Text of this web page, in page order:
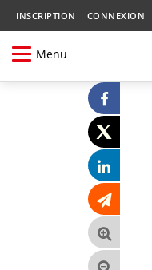
INSCRIPTION CONNEXION
Menu